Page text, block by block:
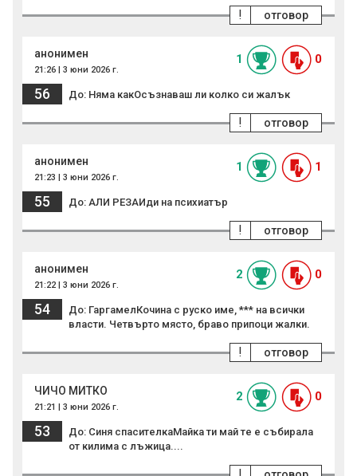
отговор
!
анонимен
21:26 | 3 юни 2026 г.
1 0
56 До: Няма какОсъзнаваш ли колко си жалък
отговор
!
анонимен
21:23 | 3 юни 2026 г.
1 1
55 До: АЛИ РЕЗАИди на психиатър
отговор
!
анонимен
21:22 | 3 юни 2026 г.
2 0
54
До: ГаргамелКочина с руско име, *** на всички
власти. Четвърто място, браво припоци жалки.
отговор
!
ЧИЧО МИТКО
21:21 | 3 юни 2026 г.
2 0
53
До: Синя спасителкаМайка ти май те е събирала
от килима с лъжица....